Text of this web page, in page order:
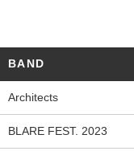
BAND
Architects
BLARE FEST. 2023